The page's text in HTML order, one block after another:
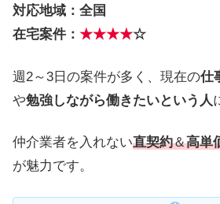
対応地域：全国
在宅案件： ★★★★☆
週2～3日の案件が多く、現在の仕
や勉強しながら働きたいという人
仲介業者を入れない直契約＆高単
が魅力です。